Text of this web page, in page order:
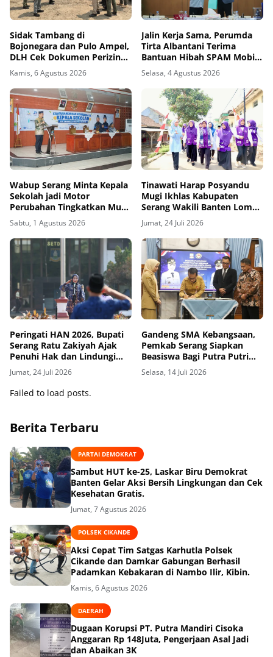
Sidak Tambang di
Bojonegara dan Pulo Ampel,
DLH Cek Dokumen Perizinan
Perusahaan
Kamis, 6 Agustus 2026
Jalin Kerja Sama, Perumda
Tirta Albantani Terima
Bantuan Hibah SPAM Mobile
dari Korea Selatan
Selasa, 4 Agustus 2026
Wabup Serang Minta Kepala
Sekolah jadi Motor
Perubahan Tingkatkan Mutu
Pendidikan
Sabtu, 1 Agustus 2026
Tinawati Harap Posyandu
Mugi Ikhlas Kabupaten
Serang Wakili Banten Lomba
6 SPM Tingkat Nasional
Jumat, 24 Juli 2026
Peringati HAN 2026, Bupati
Serang Ratu Zakiyah Ajak
Penuhi Hak dan Lindungi
Anak-anak
Jumat, 24 Juli 2026
Gandeng SMA Kebangsaan,
Pemkab Serang Siapkan
Beasiswa Bagi Putra Putri
Terbaik
Selasa, 14 Juli 2026
Failed to load posts.
Berita Terbaru
PARTAI DEMOKRAT
Sambut HUT ke-25, Laskar Biru Demokrat
Banten Gelar Aksi Bersih Lingkungan dan Cek
Kesehatan Gratis.
Jumat, 7 Agustus 2026
POLSEK CIKANDE
Aksi Cepat Tim Satgas Karhutla Polsek
Cikande dan Damkar Gabungan Berhasil
Padamkan Kebakaran di Nambo Ilir, Kibin.
Kamis, 6 Agustus 2026
DAERAH
Dugaan Korupsi PT. Putra Mandiri Cisoka
Anggaran Rp 148Juta, Pengerjaan Asal Jadi
dan Abaikan 3K